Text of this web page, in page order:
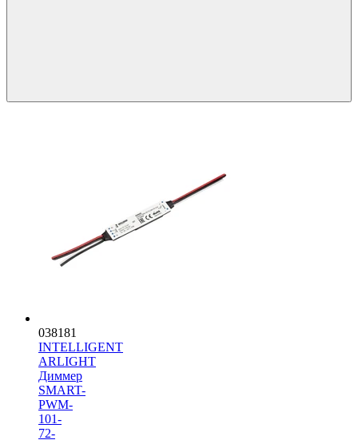
038181
INTELLIGENT
ARLIGHT
Диммер
SMART-
PWM-
101-
72-